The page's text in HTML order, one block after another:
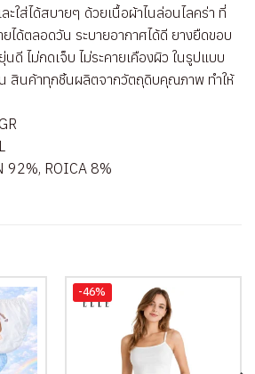
ะใส่ได้สบายๆ ด้วยเนื้อผ้าไนล่อนไลคร่า ที่
ได้ตลอดวัน ระบายอากาศได้ดี ยางยืดขอบ
ดี ไม่กดเจ็บ ไม่ระคายเคืองผิว ในรูปแบบ
สินค้าทุกชิ้นผลิตจากวัตถุดิบคุณภาพ ทำให้
92%, ROICA 8%
-46%